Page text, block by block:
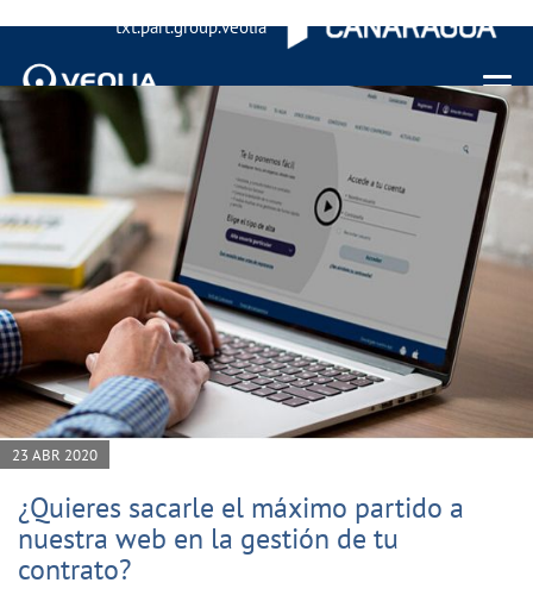
txt.part.group.veolia
Menu
23 ABR 2020
¿Quieres sacarle el máximo partido a
nuestra web en la gestión de tu
contrato?